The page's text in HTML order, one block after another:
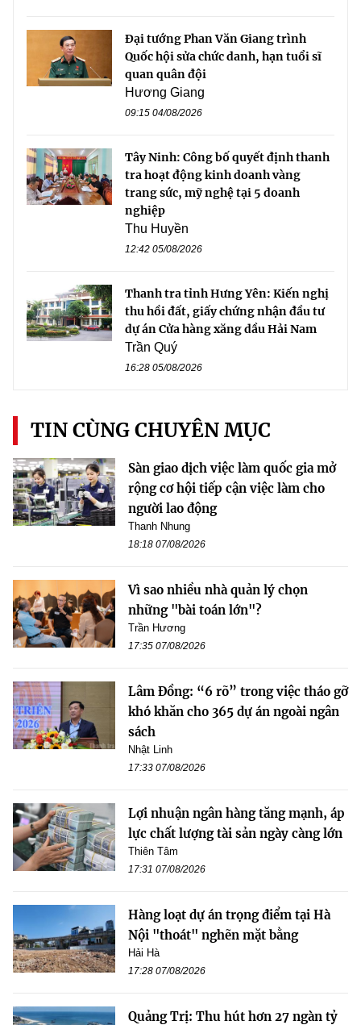
Đại tướng Phan Văn Giang trình
Quốc hội sửa chức danh, hạn tuổi sĩ
quan quân đội
Hương Giang
09:15 04/08/2026
Tây Ninh: Công bố quyết định thanh
tra hoạt động kinh doanh vàng
trang sức, mỹ nghệ tại 5 doanh
nghiệp
Thu Huyền
12:42 05/08/2026
Thanh tra tỉnh Hưng Yên: Kiến nghị
thu hồi đất, giấy chứng nhận đầu tư
dự án Cửa hàng xăng dầu Hải Nam
Trần Quý
16:28 05/08/2026
TIN CÙNG CHUYÊN MỤC
Sàn giao dịch việc làm quốc gia mở
rộng cơ hội tiếp cận việc làm cho
người lao động
Thanh Nhung
18:18 07/08/2026
Vì sao nhiều nhà quản lý chọn
những "bài toán lớn"?
Trần Hương
17:35 07/08/2026
Lâm Đồng: “6 rõ” trong việc tháo gỡ
khó khăn cho 365 dự án ngoài ngân
sách
Nhật Linh
17:33 07/08/2026
Lợi nhuận ngân hàng tăng mạnh, áp
lực chất lượng tài sản ngày càng lớn
Thiên Tâm
17:31 07/08/2026
Hàng loạt dự án trọng điểm tại Hà
Nội "thoát" nghẽn mặt bằng
Hải Hà
17:28 07/08/2026
Quảng Trị: Thu hút hơn 27 ngàn tỷ